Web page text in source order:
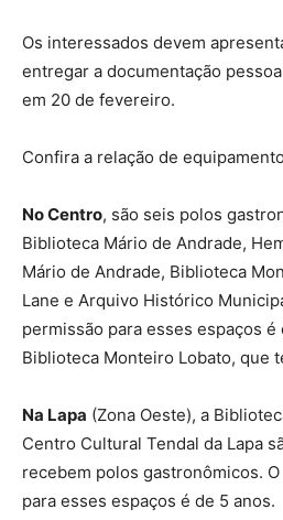
Os interessados devem
entregar a documentação
em 20 de fevereiro.
Confira a relação de
No Centro, são seis polos
Biblioteca Mário de Andrade,
Mário de Andrade, Biblioteca
Lane e Arquivo Histórico
permissão para esses espaços é
Biblioteca Monteiro Lobato, que
Na Lapa (Zona Oeste), a
Centro Cultural Tendal da Lapa
recebem polos gastronômicos.
para esses espaços é de 5 anos.